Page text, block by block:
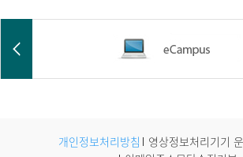
개인정보처리방침
영상정보처리기기